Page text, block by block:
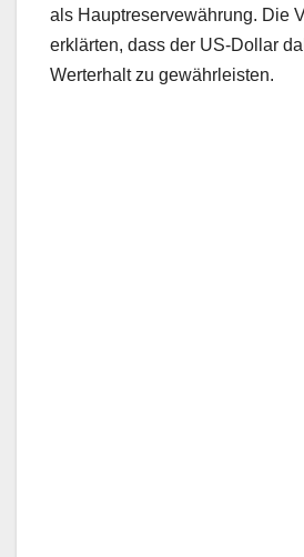
als Hauptreservewährung. Die
erklärten, dass der US-Dollar
Werterhalt zu gewährleisten.